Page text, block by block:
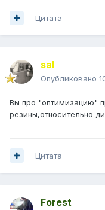
Цитата
saI
Опубликовано
Вы про "оптимизацию"
резины,относительно
Цитата
Forest